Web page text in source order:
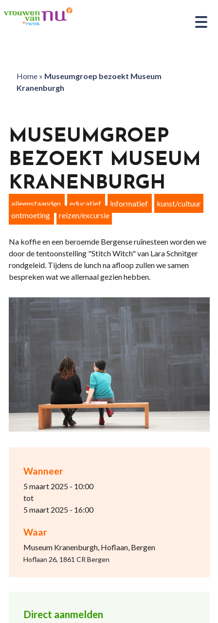
Home» Museumgroep bezoekt Museum
Kranenburgh
Wanneer
5 maart 2025 - 10:00
tot
5 maart 2025 - 16:00
Waar
Museum Kranenburgh, Hoflaan, Bergen
Hoflaan 26, 1861 CR Bergen
Direct aanmelden
MUSEUMGROEP
BEZOEKT MUSEUM
KRANENBURGH
alleenstaanden educatief informatief
kunst/cultuur
ontmoeting
reizen/excursie
Na koffie en een beroemde Bergense ruïnesteen worden we
door de tentoonstelling "Stitch Witch" van Lara Schnitger
rondgeleid. Tijdens de lunch na afloop zullen we samen
bespreken wat we allemaal gezien hebben.